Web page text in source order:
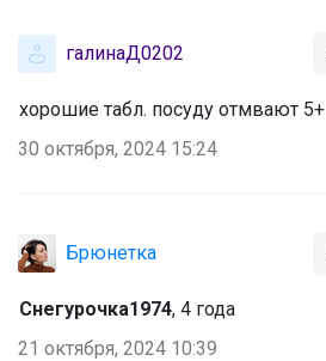
галинаД0202
хорошие табл. посуду отмвают 5+
30 октября, 2024 15:24
Брюнетка
Снегурочка1974, 4 года
21 октября, 2024 10:39